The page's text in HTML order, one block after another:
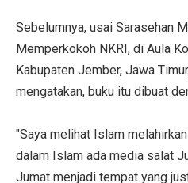
Sebelumnya, usai Sarasehan
Memperkokoh NKRI, di Aula
Kabupaten Jember, Jawa
mengatakan, buku itu dibuat
"Saya melihat Islam
dalam Islam ada media salat
Jumat menjadi tempat yang